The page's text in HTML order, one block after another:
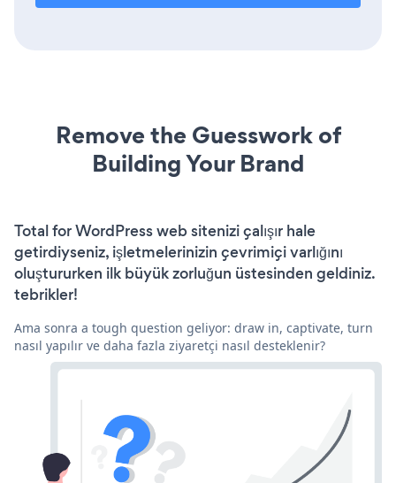
Remove the Guesswork of
Building Your Brand
Total for WordPress web sitenizi çalışır hale
getirdiyseniz, işletmelerinizin çevrimiçi varlığını
oluştururken ilk büyük zorluğun üstesinden geldiniz.
tebrikler!
Ama sonra a tough question geliyor: draw in, captivate, turn
nasıl yapılır ve daha fazla ziyaretçi nasıl desteklenir?